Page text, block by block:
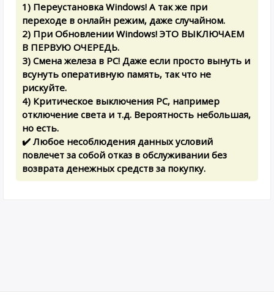
1) Переустановка Windows! А так же при
переходе в онлайн режим, даже случайном.
2) При Обновлении Windows! ЭТО ВЫКЛЮЧАЕМ
В ПЕРВУЮ ОЧЕРЕДЬ.
3) Смена железа в PC! Даже если просто вынуть и
всунуть оперативную память, так что не
рискуйте.
4) Критическое выключения PC, например
отключение света и т.д. Вероятность небольшая,
но есть.
✔️ Любое несоблюдения данных условий
повлечет за собой отказ в обслуживании без
возврата денежных средств за покупку.